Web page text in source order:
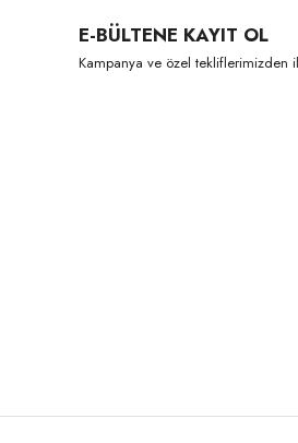
E-BÜLTENE KAYIT OL
Kampanya ve özel tekliflerimizden